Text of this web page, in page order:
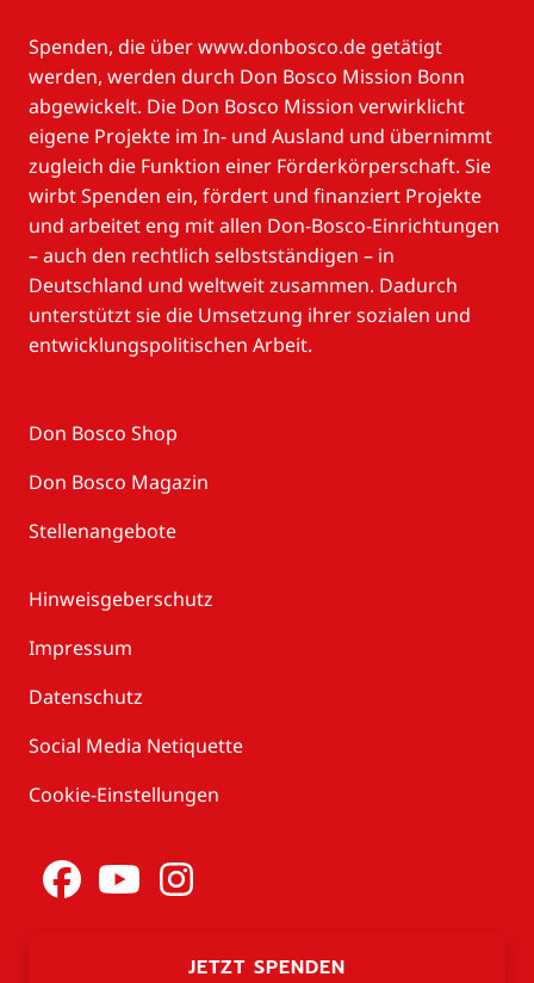
JETZT SPENDEN
Spenden, die über www.donbosco.de getätigt
werden, werden durch Don Bosco Mission Bonn
abgewickelt. Die Don Bosco Mission verwirklicht
eigene Projekte im In- und Ausland und übernimmt
zugleich die Funktion einer Förderkörperschaft. Sie
wirbt Spenden ein, fördert und finanziert Projekte
und arbeitet eng mit allen Don-Bosco-Einrichtungen
– auch den rechtlich selbstständigen – in
Deutschland und weltweit zusammen. Dadurch
unterstützt sie die Umsetzung ihrer sozialen und
entwicklungspolitischen Arbeit.
Don Bosco Shop
Don Bosco Magazin
Stellenangebote
Hinweisgeberschutz
Impressum
Datenschutz
Social Media Netiquette
Cookie-Einstellungen